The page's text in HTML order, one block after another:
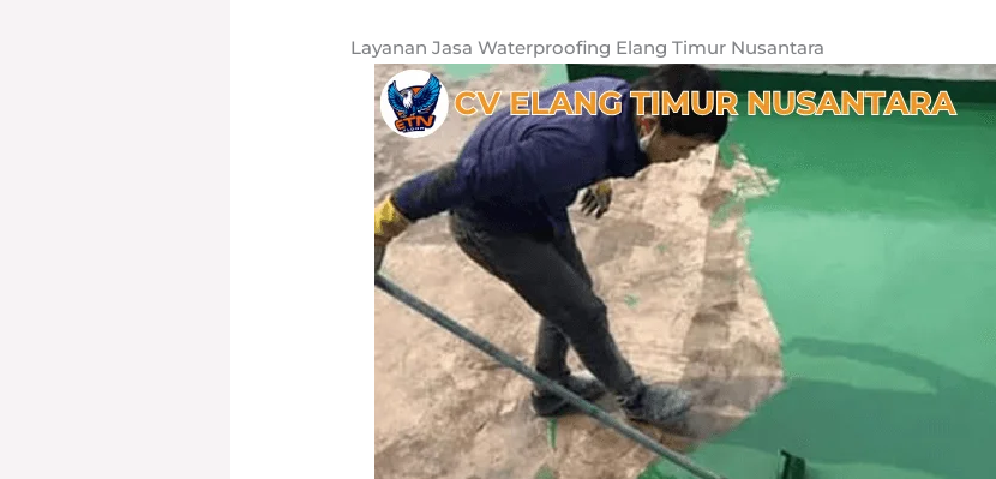
Layanan Jasa Waterproofing Elang Timur Nusantara